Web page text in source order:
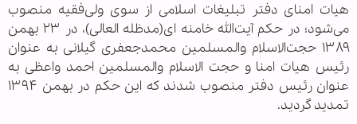
هیات امنای دفتر تبلیغات اسلامی از سوی ولی‌فقیه منصوب
می‌شود؛ در حکم آیت‌الله خامنه ای(مدظله العالی)، در ۲۳ بهمن
۱۳۸۹ حجت‌الاسلام والمسلمین محمدجعفری گیلانی به عنوان
رئیس هیات امنا و حجت الاسلام والمسلمین احمد واعظی به
عنوان رئیس دفتر منصوب شدند که این حکم در بهمن ۱۳۹۴
تمدید گردید.